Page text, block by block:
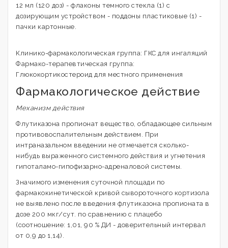
12 мл (120 доз) - флаконы темного стекла (1) с
дозирующим устройством - поддоны пластиковые (1) -
пачки картонные.
Клинико-фармакологическая группа: ГКС для ингаляций
Фармако-терапевтическая группа:
Глюкокортикостероид для местного применения
Фармакологическое действие
Механизм действия
Флутиказона пропионат вещество, обладающее сильным
противовоспалительным действием. При
интраназальном введении не отмечается сколько-
нибудь выраженного системного действия и угнетения
гипоталамо-гипофизарно-адреналовой системы.
Значимого изменения суточной площади по
фармакокинетической кривой сывороточного кортизола
не выявлено после введения флутиказона пропионата в
дозе 200 мкг/сут. по сравнению с плацебо
(соотношение: 1,01, 90 % ДИ - доверительный интервал
от 0,9 до 1,14).